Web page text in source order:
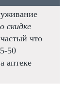
скидке
что
50
аптеке